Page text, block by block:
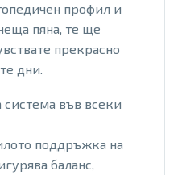
профил и
пяна, те ще
прекрасно
дни.
във всеки
поддръжка на
баланс,